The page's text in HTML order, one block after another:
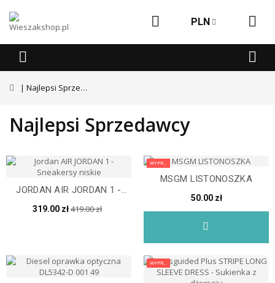
PLN
Najlepsi Sprzedawcy
Najlepsi Sprzedawcy
JORDAN AIR JORDAN 1 -
SNEAKERSY NISKIE
319.00 zł419.00 zł
WYPRZEDAŻ
MSGM LISTONOSZKA
50.00 zł
WYPRZEDAŻ